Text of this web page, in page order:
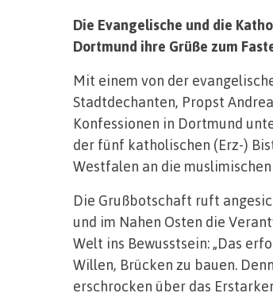
Die Evangelische und die
Dortmund ihre Grüße zum
Mit einem von der
Stadtdechanten, Propst
Konfessionen in Dortmund
der fünf katholischen (Erz-)
Westfalen an die
Die Grußbotschaft ruft
und im Nahen Osten die
Welt ins Bewusstsein: „Das
Willen, Brücken zu bauen.
erschrocken über das